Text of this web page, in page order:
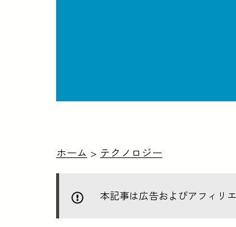
ホーム > テクノロジー
本記事は広告およびアフィリ